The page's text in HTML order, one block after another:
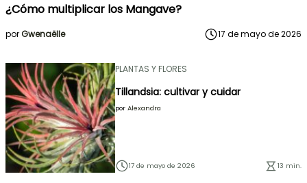
¿Cómo multiplicar los Mangave?
porGwenaëlle 17 de mayo de 2026
PLANTAS Y FLORES
Tillandsia: cultivar y cuidar
por Alexandra
17 de mayo de 2026 13 min.